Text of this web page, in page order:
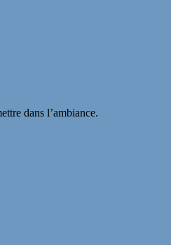
dans l’ambiance.